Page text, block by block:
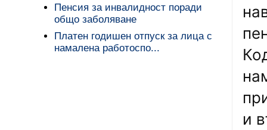
и
Пенсия за инвалидност поради
общо заболяване
Платен годишен отпуск за лица с
намалена работоспо...